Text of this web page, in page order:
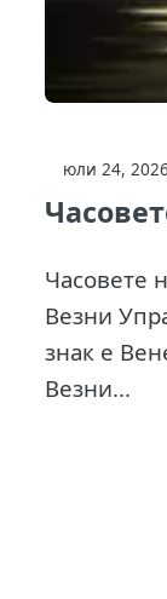
юли 24, 2026
Часовете
Везни
знак е
Везни...